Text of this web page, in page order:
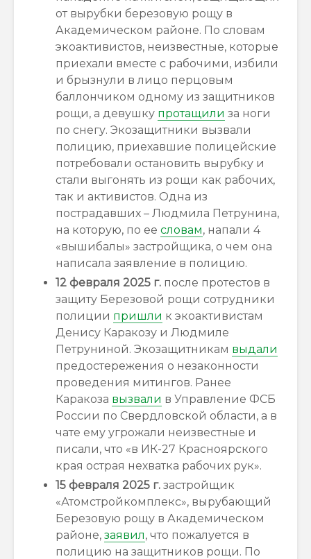
от вырубки березовую рощу в
Академическом районе. По словам
экоактивистов, неизвестные, которые
приехали вместе с рабочими, избили
и брызнули в лицо перцовым
баллончиком одному из защитников
рощи, а девушку протащили за ноги
по снегу. Экозащитники вызвали
полицию, приехавшие полицейские
потребовали остановить вырубку и
стали выгонять из рощи как рабочих,
так и активистов. Одна из
пострадавших – Людмила Петрунина,
на которую, по ее словам, напали 4
«вышибалы» застройщика, о чем она
написала заявление в полицию.
12 февраля 2025 г. после протестов в
защиту Березовой рощи сотрудники
полиции пришли к экоактивистам
Денису Каракозу и Людмиле
Петруниной. Экозащитникам выдали
предостережения о незаконности
проведения митингов. Ранее
Каракоза вызвали в Управление ФСБ
России по Свердловской области, а в
чате ему угрожали неизвестные и
писали, что «в ИК-27 Красноярского
края острая нехватка рабочих рук».
15 февраля 2025 г. застройщик
«Атомстройкомплекс», вырубающий
Березовую рощу в Академическом
районе, заявил, что пожалуется в
полицию на защитников рощи. По